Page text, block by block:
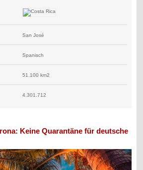
San José
Spanisch
51.100 km2
4.301.712
Keine Quarantäne für deutsche